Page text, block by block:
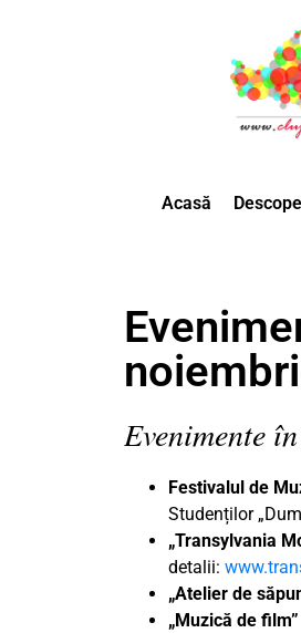
Acasă
Evenimente
Festivalul de
Studenților
„Transylvania
detalii:
„Atelier de
„Muzică de film”